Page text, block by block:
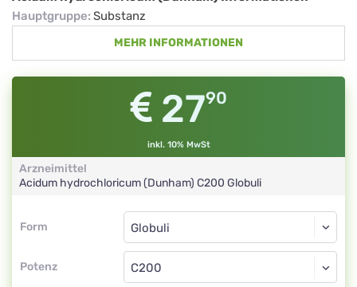
Hauptgruppe: Substanz
MEHR INFORMATIONEN
2790
inkl. 10% MwSt
Arzneimittel
Acidum hydrochloricum (Dunham) C200 Globuli
Form
Form
Potenz
Globuli
C200